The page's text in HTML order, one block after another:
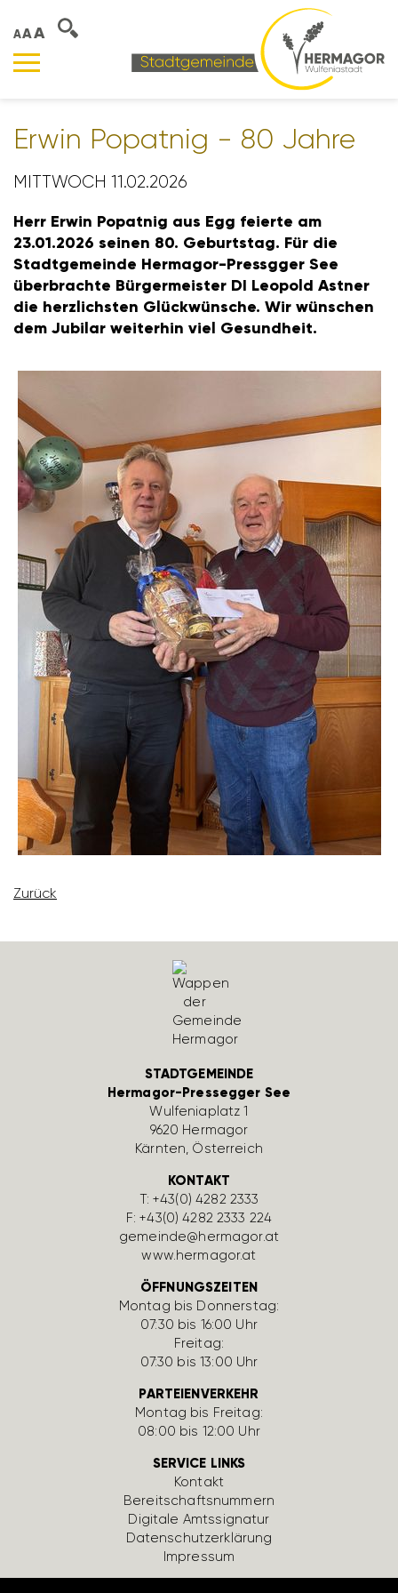
AAA
Erwin Popatnig - 80 Jahre
MITTWOCH 11.02.2026
Herr Erwin Popatnig aus Egg feierte am
23.01.2026 seinen 80. Geburtstag. Für die
Stadt­ge­meinde Hermagor-Pressgger See
über­brachte Bürger­meister DI Leopold Astner
die herz­lichsten Glück­wün­sche. Wir wünschen
dem Jubilar weiterhin viel Gesund­heit.
Zurück
STADTGEMEINDE
Hermagor-Pressegger See
Wulfe­nia­platz 1
9620 Hermagor
Kärnten, Öster­reich
KONTAKT
T:+43(0) 4282 2333
F: +43(0) 4282 2333 224
gemeinde@hermagor.at
www.hermagor.at
ÖFFNUNGSZEITEN
Montag bis Donnerstag:
07:30 bis 16:00 Uhr
Freitag:
07:30 bis 13:00 Uhr
PARTEIENVERKEHR
Montag bis Freitag:
08:00 bis 12:00 Uhr
SERVICE LINKS
Kontakt
Bereit­schafts­num­mern
Digi­tale Amts­si­gnatur
Daten­schutz­er­klä­rung
Impressum